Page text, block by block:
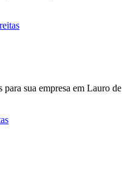
para sua empresa em Lauro de